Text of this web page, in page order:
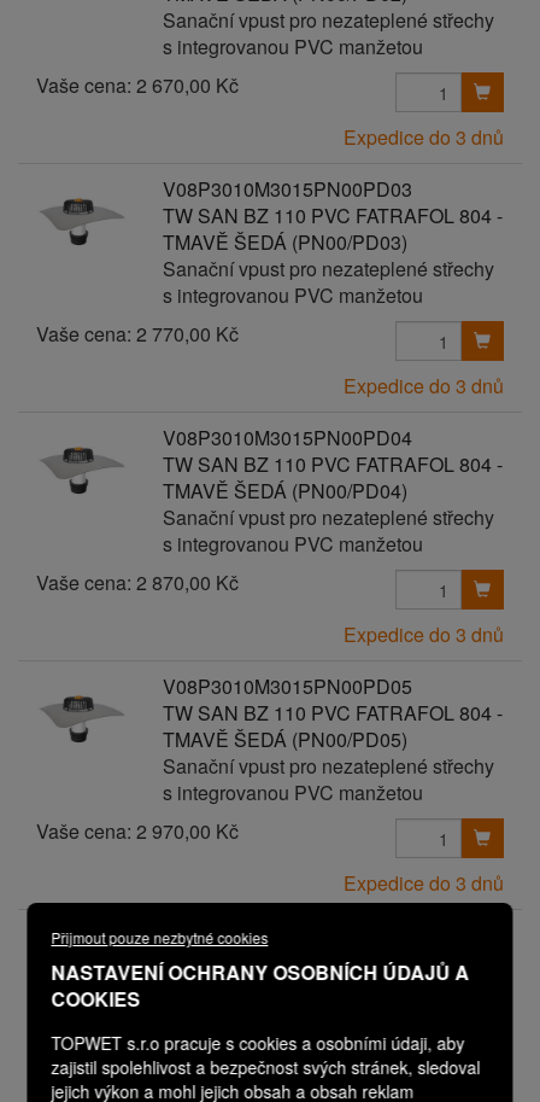
Přijmout pouze nezbytné cookies
NASTAVENÍ OCHRANY OSOBNÍCH ÚDAJŮ A
COOKIES
TOPWET s.r.o pracuje s cookies a osobními údaji, aby
zajistil spolehlivost a bezpečnost svých stránek, sledoval
jejich výkon a mohl jejich obsah a obsah reklam
Sanační vpust pro nezateplené střechy
s integrovanou PVC manžetou
Vaše cena: 2 670,00 Kč
Expedice do 3 dnů
V08P3010M3015PN00PD03
TW SAN BZ 110 PVC FATRAFOL 804 -
TMAVĚ ŠEDÁ (PN00/PD03)
Sanační vpust pro nezateplené střechy
s integrovanou PVC manžetou
Vaše cena: 2 770,00 Kč
Expedice do 3 dnů
V08P3010M3015PN00PD04
TW SAN BZ 110 PVC FATRAFOL 804 -
TMAVĚ ŠEDÁ (PN00/PD04)
Sanační vpust pro nezateplené střechy
s integrovanou PVC manžetou
Vaše cena: 2 870,00 Kč
Expedice do 3 dnů
V08P3010M3015PN00PD05
TW SAN BZ 110 PVC FATRAFOL 804 -
TMAVĚ ŠEDÁ (PN00/PD05)
Sanační vpust pro nezateplené střechy
s integrovanou PVC manžetou
Vaše cena: 2 970,00 Kč
Expedice do 3 dnů
V08P3010M3015PN00PD06
TW SAN BZ 110 PVC FATRAFOL 804 -
TMAVĚ ŠEDÁ (PN00/PD06)
s integrovanou PVC manžetou
Vaše cena:3 070,00 Kč